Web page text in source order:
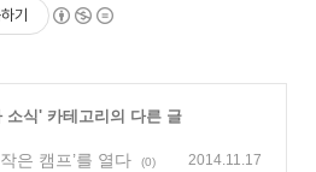
기
소식' 카테고리의 다른 글
은 캠프’를 열다 (0) 2014.11.17